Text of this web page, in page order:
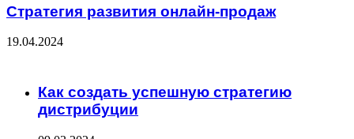
Стратегия развития онлайн-продаж
19.04.2024
Как создать успешную стратегию
дистрибуции